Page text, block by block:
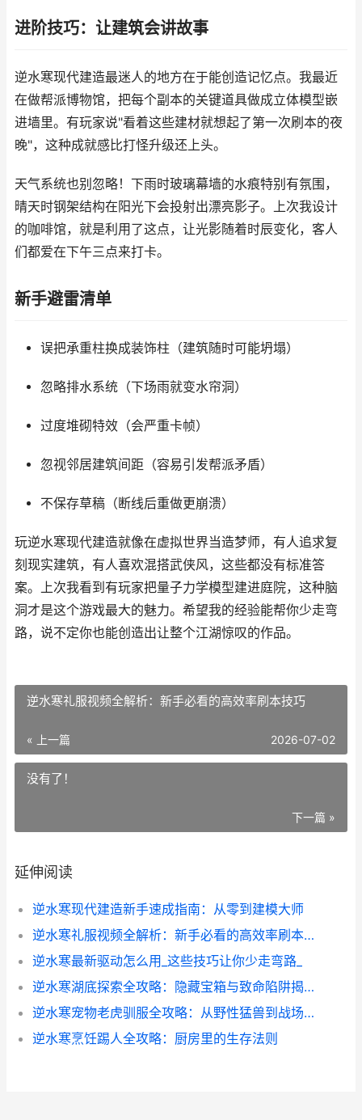
进阶技巧：让建筑会讲故事
逆水寒现代建造最迷人的地方在于能创造记忆点。我最近
在做帮派博物馆，把每个副本的关键道具做成立体模型嵌
进墙里。有玩家说"看着这些建材就想起了第一次刷本的夜
晚"，这种成就感比打怪升级还上头。
天气系统也别忽略！下雨时玻璃幕墙的水痕特别有氛围，
晴天时钢架结构在阳光下会投射出漂亮影子。上次我设计
的咖啡馆，就是利用了这点，让光影随着时辰变化，客人
们都爱在下午三点来打卡。
新手避雷清单
误把承重柱换成装饰柱（建筑随时可能坍塌）
忽略排水系统（下场雨就变水帘洞）
过度堆砌特效（会严重卡帧）
忽视邻居建筑间距（容易引发帮派矛盾）
不保存草稿（断线后重做更崩溃）
玩逆水寒现代建造就像在虚拟世界当造梦师，有人追求复
刻现实建筑，有人喜欢混搭武侠风，这些都没有标准答
案。上次我看到有玩家把量子力学模型建进庭院，这种脑
洞才是这个游戏最大的魅力。希望我的经验能帮你少走弯
路，说不定你也能创造出让整个江湖惊叹的作品。
逆水寒礼服视频全解析：新手必看的高效率刷本技巧
« 上一篇 2026-07-02
没有了！
下一篇 »
延伸阅读
逆水寒现代建造新手速成指南：从零到建模大师
逆水寒礼服视频全解析：新手必看的高效率刷本技巧
逆水寒最新驱动怎么用_这些技巧让你少走弯路_
逆水寒湖底探索全攻略：隐藏宝箱与致命陷阱揭秘
逆水寒宠物老虎驯服全攻略：从野性猛兽到战场神兽的蜕变
逆水寒烹饪踢人全攻略：厨房里的生存法则